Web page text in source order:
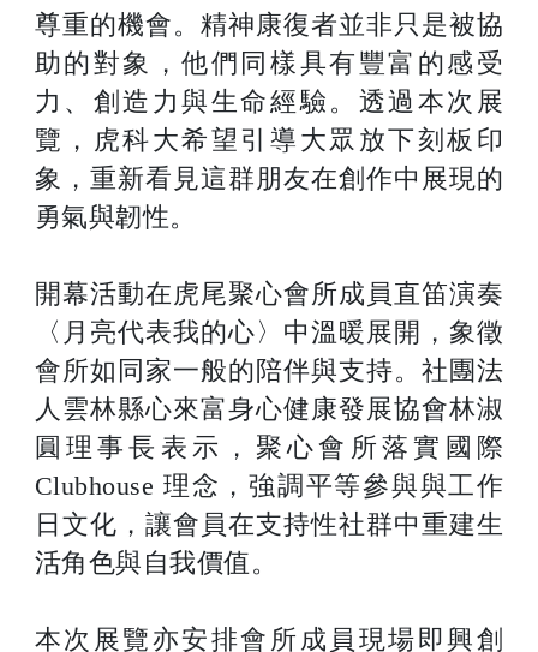
尊重的機會。精神康復者並非只是被協
助的對象，他們同樣具有豐富的感受
力、創造力與生命經驗。透過本次展
覽，虎科大希望引導大眾放下刻板印
象，重新看見這群朋友在創作中展現的
勇氣與韌性。
開幕活動在虎尾聚心會所成員直笛演奏
〈月亮代表我的心〉中溫暖展開，象徵
會所如同家一般的陪伴與支持。社團法
人雲林縣心來富身心健康發展協會林淑
圓理事長表示，聚心會所落實國際
Clubhouse 理念，強調平等參與與工作
日文化，讓會員在支持性社群中重建生
活角色與自我價值。
本次展覽亦安排會所成員現場即興創